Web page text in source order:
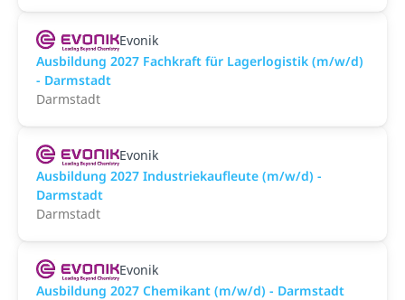
Evonik
Ausbildung 2027 Fachkraft für Lagerlogistik (m/w/d)
- Darmstadt
Darmstadt
Evonik
Ausbildung 2027 Industriekaufleute (m/w/d) -
Darmstadt
Darmstadt
Evonik
Ausbildung 2027 Chemikant (m/w/d) - Darmstadt